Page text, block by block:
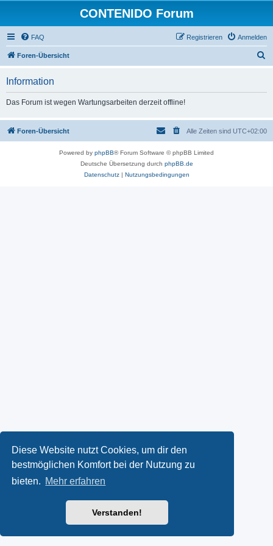
Diese Website nutzt Cookies, um dir den
bestmöglichen Komfort bei der Nutzung zu
bieten. Mehr erfahren
Verstanden!
CONTENIDO Forum
FAQ Anmelden
Registrieren
Foren-Übersicht
Information
Das Forum ist wegen Wartungsarbeiten derzeit offline!
Foren-Übersicht Alle Zeiten sind UTC+02:00
Powered by phpBB® Forum Software © phpBB Limited
Deutsche Übersetzung durch phpBB.de
Datenschutz| Nutzungsbedingungen